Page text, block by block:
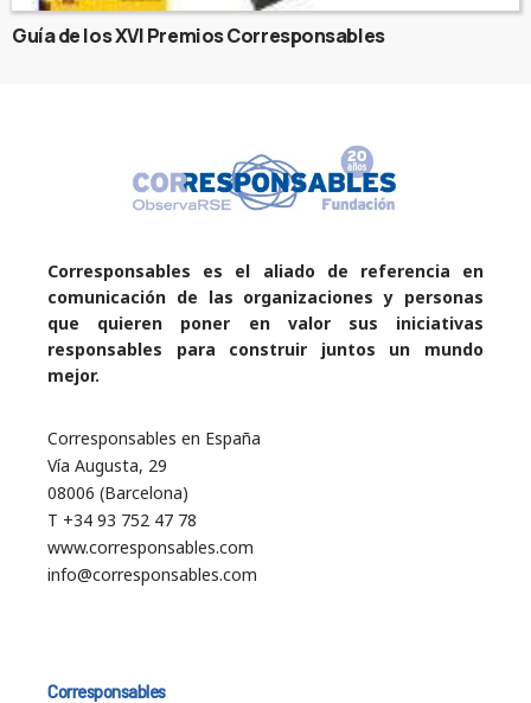
Guía de los XVI Premios Corresponsables
Corresponsables es el aliado de referencia en
comunicación de las organizaciones y personas
que quieren poner en valor sus iniciativas
responsables para construir juntos un mundo
mejor.
Corresponsables en España
Vía Augusta, 29
08006 (Barcelona)
T +34 93 752 47 78
www.corresponsables.com
info@corresponsables.com
Corresponsables